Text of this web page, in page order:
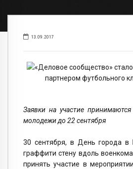
13.09.2017
«Деловое сообщество»
партнером футбольного
Заявки на участие
молодежи до 22 сентября
30 сентября, в День города в
граффити стену вдоль
принять участие в